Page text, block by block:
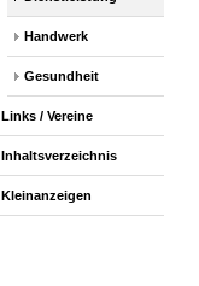
Handwerk
Gesundheit
Links / Vereine
Inhaltsverzeichnis
Kleinanzeigen